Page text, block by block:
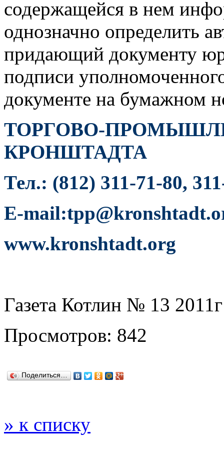
содержащейся в нем
однозначно определить
придающий документу
подписи
документе на бумажном
ТОРГОВО-
КРОНШТАДТА
Тел.: (812) 311-71-80,
E-
www.kronshtadt.org
Газета Котлин № 13 2011г
Просмотров: 842
Поделиться…
» к списку